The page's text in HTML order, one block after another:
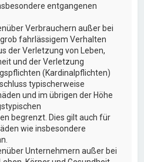
entgangenen
Verbrauchern außer bei
fahrlässigem Verhalten
der Verletzung von Leben,
und der Verletzung
(Kardinalpflichten)
typischerweise
und im übrigen der Höhe
begrenzt. Dies gilt auch für
wie insbesondere
Unternehmern außer bei